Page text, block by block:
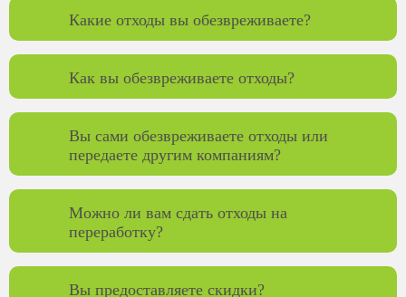
Какие отходы вы обезвреживаете?
Как вы обезвреживаете отходы?
Вы сами обезвреживаете отходы или
передаете другим компаниям?
Можно ли вам сдать отходы на
переработку?
Вы предоставляете скидки?